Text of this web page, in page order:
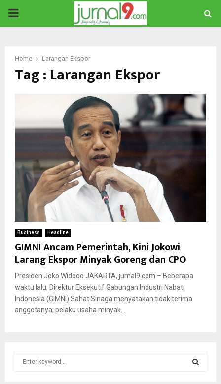
PRIMARY
Home Larangan Ekspor
Tag : Larangan Ekspor
Business Headline
GIMNI Ancam Pemerintah, Kini Jokowi
Larang Ekspor Minyak Goreng dan CPO
Presiden Joko Widodo JAKARTA, jurnal9.com – Beberapa
waktu lalu, Direktur Eksekutif Gabungan Industri Nabati
Indonesia (GIMNI) Sahat Sinaga menyatakan tidak terima
anggotanya; pelaku usaha minyak...